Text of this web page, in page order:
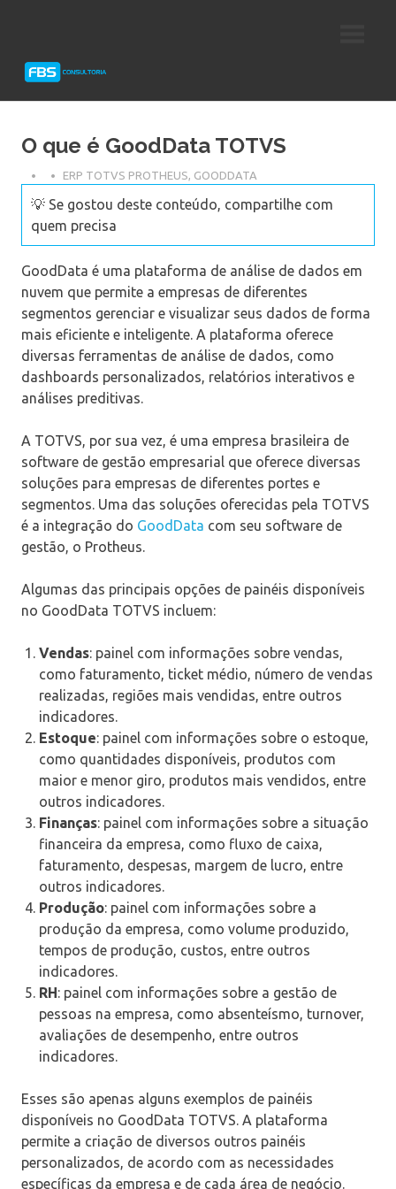
Protheus
O que é GoodData TOTVS
ERP TOTVS PROTHEUS, GOODDATA
💡 Se gostou deste conteúdo, compartilhe com
quem precisa
GoodData é uma plataforma de análise de dados em
nuvem que permite a empresas de diferentes
segmentos gerenciar e visualizar seus dados de forma
mais eficiente e inteligente. A plataforma oferece
diversas ferramentas de análise de dados, como
dashboards personalizados, relatórios interativos e
análises preditivas.
A TOTVS, por sua vez, é uma empresa brasileira de
software de gestão empresarial que oferece diversas
soluções para empresas de diferentes portes e
segmentos. Uma das soluções oferecidas pela TOTVS
é a integração do GoodData com seu software de
gestão, o Protheus.
Algumas das principais opções de painéis disponíveis
no GoodData TOTVS incluem:
Vendas: painel com informações sobre vendas,
como faturamento, ticket médio, número de vendas
realizadas, regiões mais vendidas, entre outros
indicadores.
Estoque: painel com informações sobre o estoque,
como quantidades disponíveis, produtos com
maior e menor giro, produtos mais vendidos, entre
outros indicadores.
Finanças: painel com informações sobre a situação
financeira da empresa, como fluxo de caixa,
faturamento, despesas, margem de lucro, entre
outros indicadores.
Produção: painel com informações sobre a
produção da empresa, como volume produzido,
tempos de produção, custos, entre outros
indicadores.
RH : painel com informações sobre a gestão de
pessoas na empresa, como absenteísmo, turnover,
avaliações de desempenho, entre outros
indicadores.
Esses são apenas alguns exemplos de painéis
disponíveis no GoodData TOTVS. A plataforma
permite a criação de diversos outros painéis
personalizados, de acordo com as necessidades
específicas da empresa e de cada área de negócio.